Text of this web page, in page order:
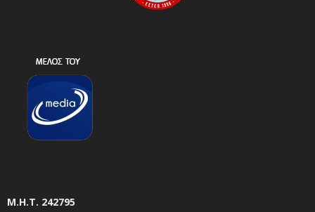
Μ.Η.Τ. 242795